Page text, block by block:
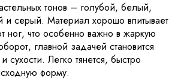
тонов – голубой, белый,
серый. Материал хорошо впитывает
ног, что особенно важно в жаркую
главной задачей становится
сухости. Легко тянется, быстро
форму.